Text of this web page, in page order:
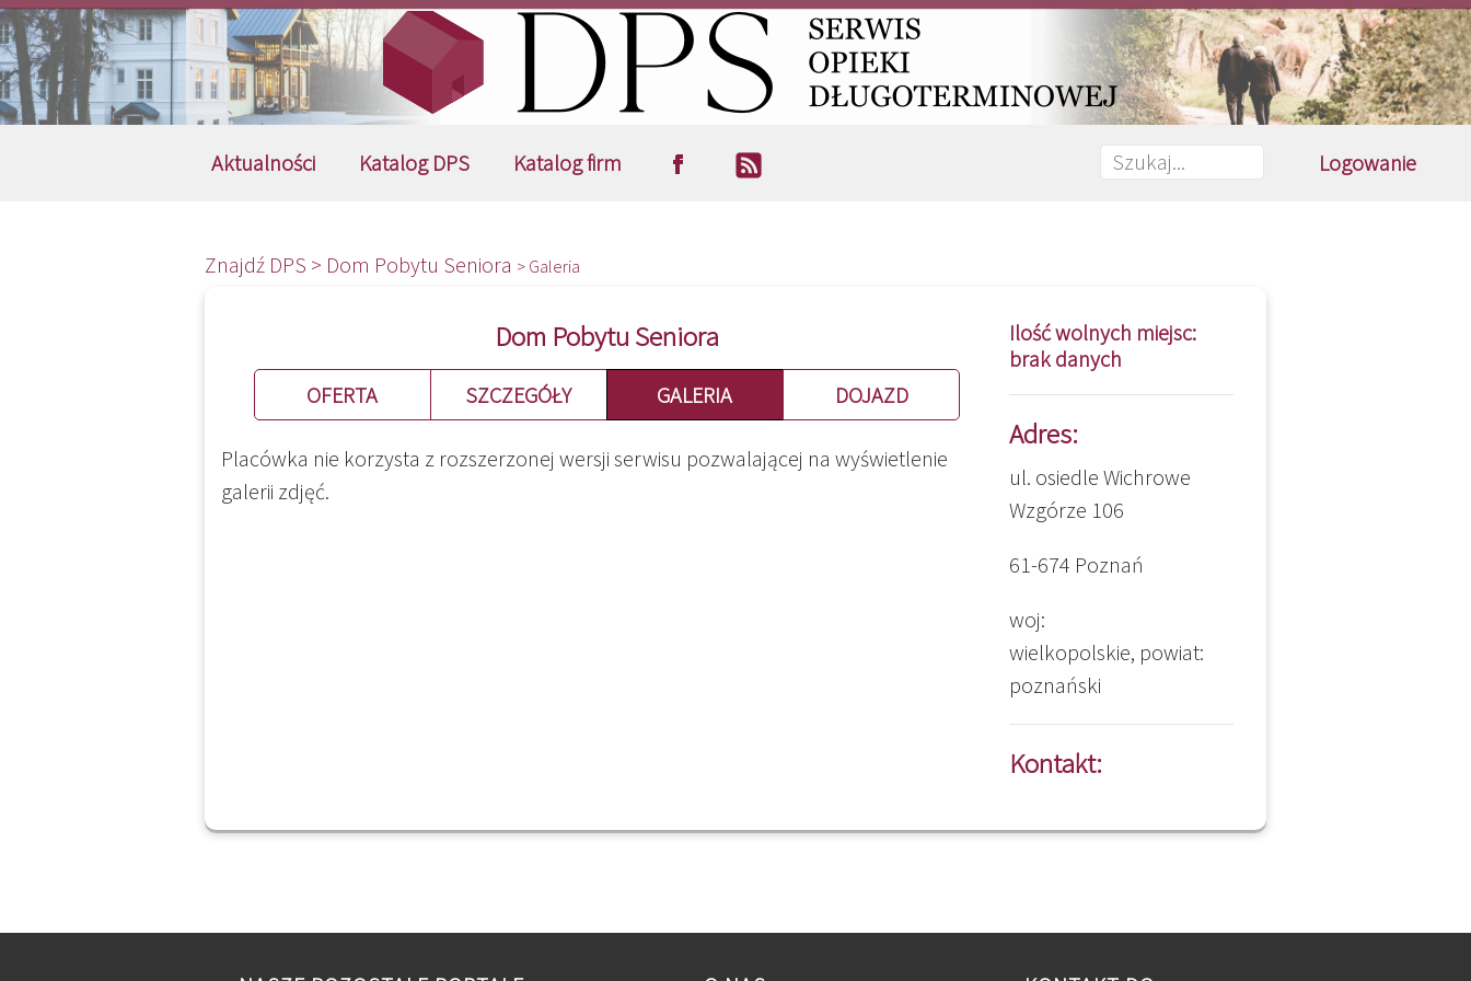
Aktualności Katalog DPS Katalog firm Logowanie
Znajdź DPS > Dom Pobytu Seniora > Galeria
Dom Pobytu Seniora
OFERTA SZCZEGÓŁY GALERIA DOJAZD
Placówka nie korzysta z rozszerzonej wersji serwisu pozwalającej na wyświetlenie
galerii zdjęć.
Ilość wolnych miejsc:
brak danych
Adres:
ul. osiedle Wichrowe
Wzgórze 106
61-674 Poznań
woj:
wielkopolskie, powiat:
poznański
Kontakt: